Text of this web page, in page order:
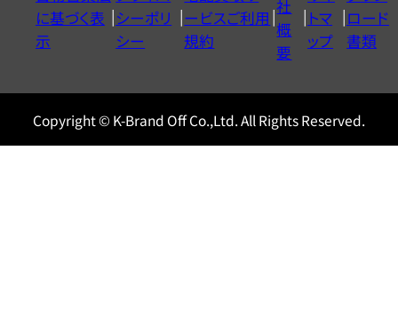
ル
0120604117
に基づく表
示
シーポリ
シー
ービスご利用
規約
社
概
要
トマ
ップ
ロード
書類
Copyright © K-Brand Off Co.,Ltd. All Rights Reserved.